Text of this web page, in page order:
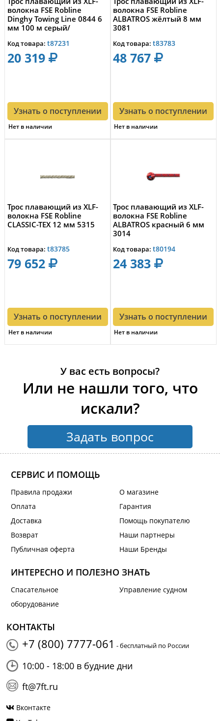
волокна FSE Robline
Dinghy Towing Line 0844 6
мм 100 м серый/
Код товара: t87231
20 319
Узнать о поступлении
Нет в наличии
волокна FSE Robline
ALBATROS жёлтый 8 мм
3081
Код товара: t83783
48 767
Узнать о поступлении
Нет в наличии
Трос плавающий из XLF-
волокна FSE Robline
CLASSIC-TEX 12 мм 5315
Код товара: t83785
79 652
Узнать о поступлении
Нет в наличии
Трос плавающий из XLF-
волокна FSE Robline
ALBATROS красный 6 мм
3014
Код товара: t80194
24 383
Узнать о поступлении
Нет в наличии
У вас есть вопросы?
Или не нашли того, что
искали?
Задать вопрос
СЕРВИС И ПОМОЩЬ
Правила продажи
Оплата
Доставка
Возврат
Публичная оферта
О магазине
Гарантия
Помощь покупателю
Наши партнеры
Наши Бренды
ИНТЕРЕСНО И ПОЛЕЗНО ЗНАТЬ
Спасательное
оборудование
Управление судном
КОНТАКТЫ
+7 (800) 7777-061 - бесплатный по России
10:00 - 18:00 в будние дни
ft@7ft.ru
Вконтакте